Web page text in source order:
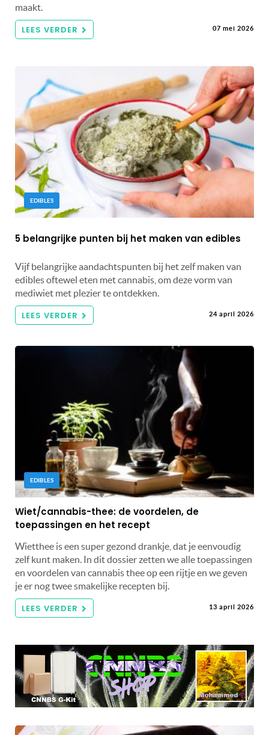
maakt.
LEES VERDER 07 mei 2026
EDIBLES
5 belangrijke punten bij het maken van edibles
Vijf belangrijke aandachtspunten bij het zelf maken van
edibles oftewel eten met cannabis, om deze vorm van
mediwiet met plezier te ontdekken.
LEES VERDER 24 april 2026
EDIBLES
Wiet/cannabis-thee: de voordelen, de
toepassingen en het recept
Wietthee is een super gezond drankje, dat je eenvoudig
zelf kunt maken. In dit dossier zetten we alle toepassingen
en voordelen van cannabis thee op een rijtje en we geven
je er nog twee smakelijke recepten bij.
LEES VERDER 13 april 2026